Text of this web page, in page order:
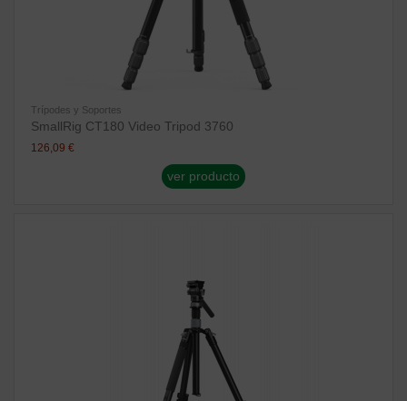
Trípodes y Soportes
SmallRig CT180 Video Tripod 3760
126,09 €
ver producto